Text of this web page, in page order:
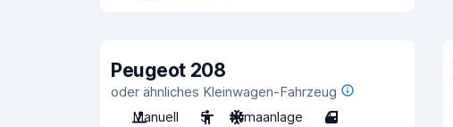
Peugeot 208
oder ähnliches Kleinwagen-Fahrzeug
Manuell
5 Klimaanlage 4